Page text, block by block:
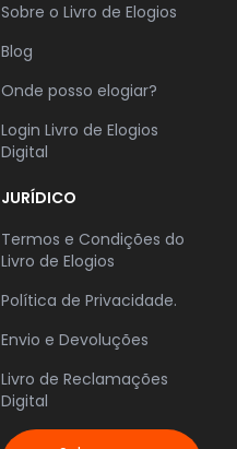
Sobre o Livro de Elogios
Blog
Onde posso elogiar?
Login Livro de Elogios
Digital
JURÍDICO
Termos e Condições do
Livro de Elogios
Política de Privacidade.
Envio e Devoluções
Livro de Reclamações
Digital